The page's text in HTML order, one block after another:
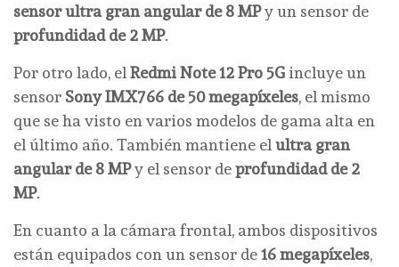
sensor ultra gran angular de 8 MPy un sensor de
profundidad de 2 MP.
Por otro lado, el Redmi Note 12 Pro 5Gincluye un
sensor Sony IMX766 de 50 megapíxeles, el mismo
que se ha visto en varios modelos de gama alta en
el último año. También mantiene el ultra gran
angular de 8 MPy el sensor deprofundidad de 2
MP.
En cuanto a la cámara frontal, ambos dispositivos
están equipados con un sensor de16 megapíxeles,